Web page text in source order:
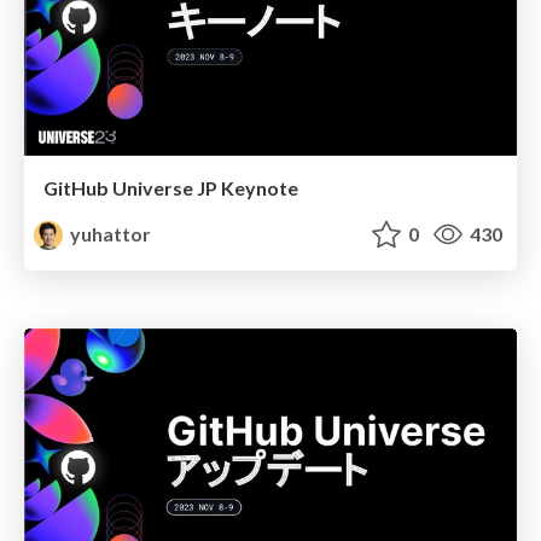
GitHub Universe JP Keynote
yuhattor
0 430